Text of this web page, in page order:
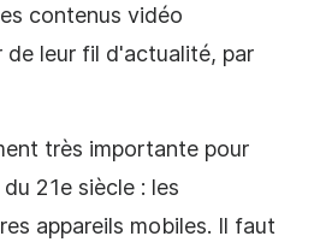
contenus vidéo
leur fil d'actualité, par
très importante pour
21e siècle : les
appareils mobiles. Il faut